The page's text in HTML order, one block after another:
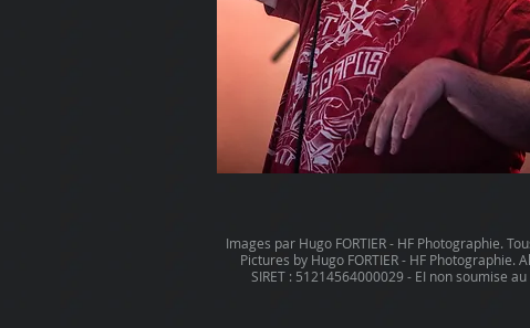
Images par Hugo FORTIER - HF Photographie.
Pictures by Hugo FORTIER - HF Photographie.
SIRET : 51214564000029 - EI non soumise